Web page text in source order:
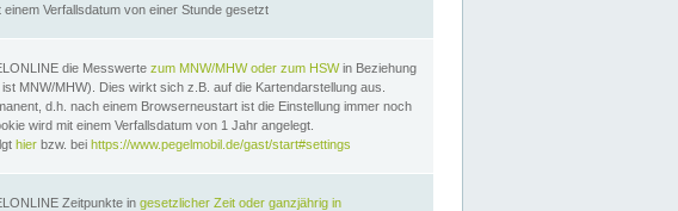
Verfallsdatum von einer Stunde gesetzt
die Messwerte zum MNW/MHW oder zum HSWin Beziehung
MNW/MHW). Dies wirkt sich z.B. auf die Kartendarstellung aus.
d.h. nach einem Browserneustart ist die Einstellung immer noch
wird mit einem Verfallsdatum von 1 Jahr angelegt.
hier bzw. bei https://www.pegelmobil.de/gast/start#settings
Zeitpunkte in gesetzlicher Zeit oder ganzjährig in